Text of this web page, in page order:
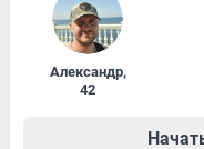
Александр,
42